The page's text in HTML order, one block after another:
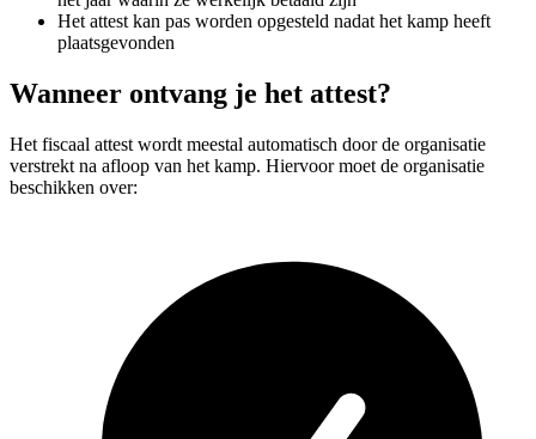
Het attest kan pas worden opgesteld nadat het kamp heeft
plaatsgevonden
Wanneer ontvang je het attest?
Het fiscaal attest wordt meestal automatisch door de organisatie
verstrekt na afloop van het kamp. Hiervoor moet de organisatie
beschikken over: